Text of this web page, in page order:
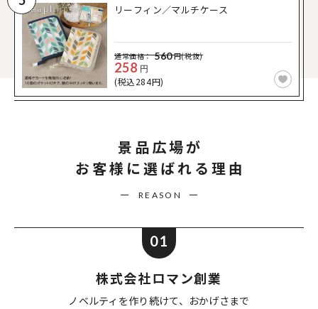
リーフィン／マルチケース
通常価格： 560円(税抜)
258 円
(税込284円)
景品広場が
お客様に選ばれる理由
REASON
01
株式会社ロマン創業
ノベルティを作り続けて、 おかげさまで